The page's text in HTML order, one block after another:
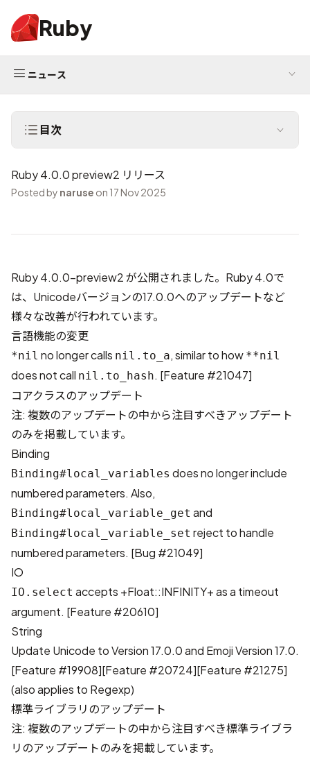
Ruby
ニュース
目次
Ruby 4.0.0 preview2 リリース
Posted by naruse on 17 Nov 2025
Ruby 4.0.0-preview2 が公開されました。Ruby 4.0で
は、Unicodeバージョンの17.0.0へのアップデートなど
様々な改善が行われています。
言語機能の変更
*nil no longer calls nil.to_a, similar to how **nil
does not call nil.to_hash. [Feature #21047]
コアクラスのアップデート
注: 複数のアップデートの中から注目すべきアップデート
のみを掲載しています。
Binding
Binding#local_variables does no longer include
numbered parameters. Also,
Binding#local_variable_get and
Binding#local_variable_set reject to handle
numbered parameters. [Bug #21049]
IO
IO.select accepts +Float::INFINITY+ as a timeout
argument. [Feature #20610]
String
Update Unicode to Version 17.0.0 and Emoji Version 17.0.
[Feature #19908][Feature #20724][Feature #21275]
(also applies to Regexp)
標準ライブラリのアップデート
注: 複数のアップデートの中から注目すべき標準ライブラ
リのアップデートのみを掲載しています。